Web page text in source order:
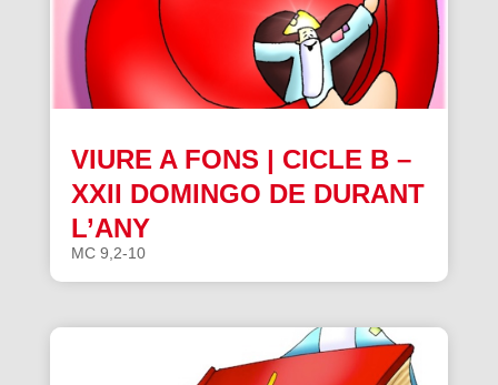
VIURE A FONS | CICLE B –
XXII DOMINGO DE DURANT
L’ANY
MC 9,2-10